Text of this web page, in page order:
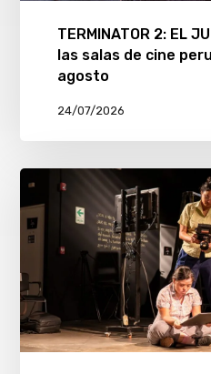
TERMINATOR 2: EL
las salas de cine
agosto
24/07/2026